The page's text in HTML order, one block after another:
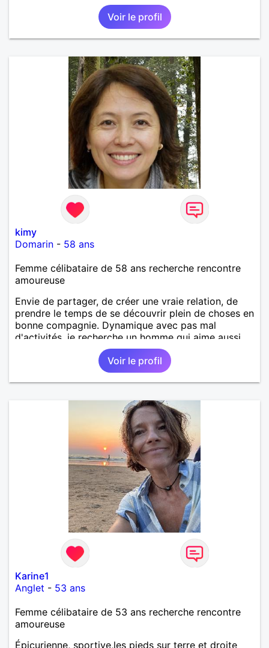
Voir le profil
kimy
Domarin - 58 ans
Femme célibataire de 58 ans recherche rencontre
amoureuse
Envie de partager, de créer une vraie relation, de
prendre le temps de se découvrir plein de choses en
bonne compagnie. Dynamique avec pas mal
d'activités, je recherche un homme qui aime aussi
Voir le profil
Karine1
Anglet - 53 ans
Femme célibataire de 53 ans recherche rencontre
amoureuse
Épicurienne, sportive,les pieds sur terre et droite